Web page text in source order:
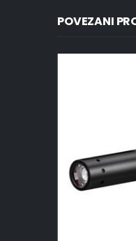
POVEZANI